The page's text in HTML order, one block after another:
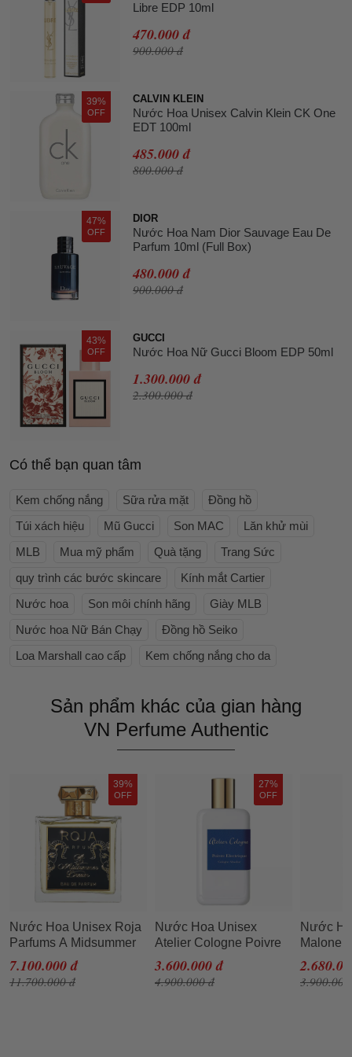
Libre EDP 10ml
470.000 đ
900.000 đ
39%
OFF
CALVIN KLEIN
Nước Hoa Unisex Calvin Klein CK One
EDT 100ml
485.000 đ
800.000 đ
47%
OFF
DIOR
Nước Hoa Nam Dior Sauvage Eau De
Parfum 10ml (Full Box)
480.000 đ
900.000 đ
43%
OFF
GUCCI
Nước Hoa Nữ Gucci Bloom EDP 50ml
1.300.000 đ
2.300.000 đ
Có thể bạn quan tâm
Kem chống nắng Sữa rửa mặt
Đồng hồ
Túi xách hiệu
Mũ Gucci Son MAC
Lăn khử mùi
MLB
Mua mỹ phẩm Quà tặng
Trang Sức
quy trình các bước skincare
Kính mắt Cartier
Nước hoa
Son môi chính hãng
Giày MLB
Nước hoa Nữ Bán Chạy
Đồng hồ Seiko
Loa Marshall cao cấp
Kem chống nắng cho da
Sản phẩm khác của gian hàng
VN Perfume Authentic
39%
OFF
Nước Hoa Unisex Roja
Parfums A Midsummer
Dream EDP 100ml
7.100.000 đ
11.700.000 đ
27%
OFF
Nước Hoa Unisex
Atelier Cologne Poivre
Electrique Cologne
Absolue 100ml
3.600.000 đ
4.900.000 đ
Nước
Malone